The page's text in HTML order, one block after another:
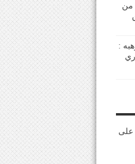
من
:
على